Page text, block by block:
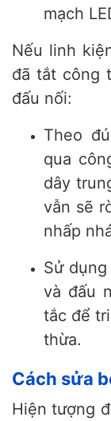
mạch
Nếu linh
đã tắt công
đấu nối:
Theo
qua
dây
vẫn sẽ
nhấp
Sử
và đấu
tắc để
thừa.
Cách sửa
Hiện tượng